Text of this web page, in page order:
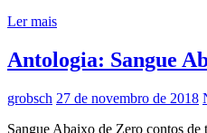
Ler mais
Antologia: Sangue
grobsch 27 de novembro de 2018
Sangue Abaixo de Zero contos de